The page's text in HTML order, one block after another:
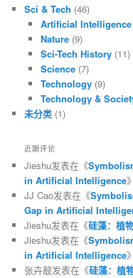
Sci & Tech (46)
Artificial Intelligence
Nature(9)
Sci-Tech History(11)
Science(7)
Technology(9)
Technology &
未分类 (1)
近期评论
Jieshu发表在《
in Artificial Intelligence》
JJ Cao发表在《
Gap in Artificial
Jieshu发表在《硅藻：植
Jieshu发表在《
in Artificial Intelligence》
张卉靓发表在《硅藻：植